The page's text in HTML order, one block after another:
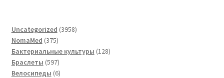
Uncategorized 39583958
NomaMed 375375
товаров
Бактериальные культуры 128128
Браслеты 597597
товаров
Велосипеды 66